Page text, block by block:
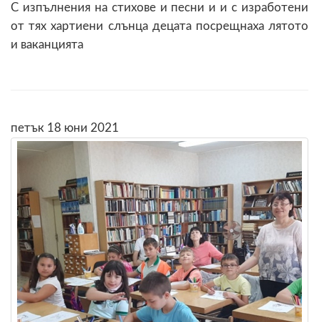
С изпълнения на стихове и песни и и с изработени
от тях хартиени слънца децата посрещнаха лятото
и ваканцията
петък 18 юни 2021